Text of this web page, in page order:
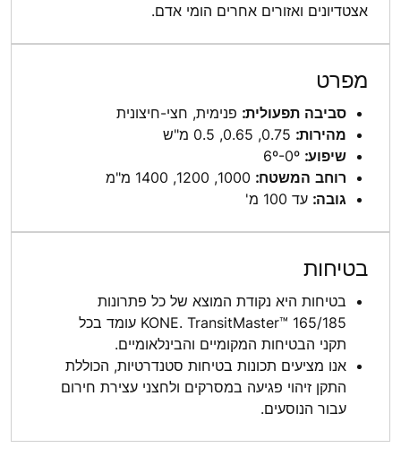
אצטדיונים ואזורים אחרים הומי אדם.
מפרט
סביבה תפעולית: פנימית, חצי-חיצונית
מהירות:
שיפוע:
רוחב המשטח:
גובה: עד 100 מ'
בטיחות
בטיחות היא נקודת המוצא של כל פתרונות
KONE. TransitMaster™ 165/185 עומד בכל
תקני הבטיחות המקומיים והבינלאומיים.
אנו מציעים תכונות בטיחות סטנדרטיות, הכוללת
התקן זיהוי פגיעה במסרקים ולחצני עצירת חירום
עבור הנוסעים.